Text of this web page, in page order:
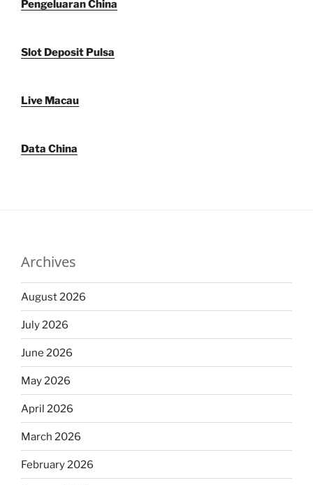
Pengeluaran China
Slot Deposit Pulsa
Live Macau
Data China
Archives
August 2026
July 2026
June 2026
May 2026
April 2026
March 2026
February 2026